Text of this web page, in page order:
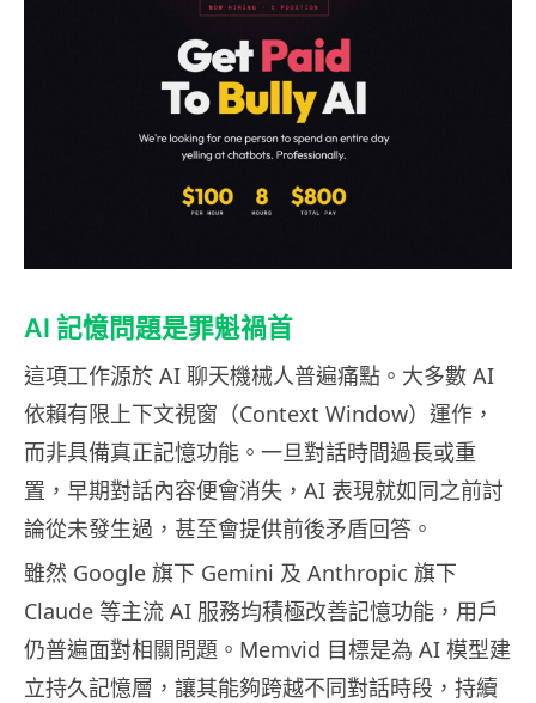
AI 記憶問題是罪魁禍首
這項工作源於 AI 聊天機械人普遍痛點。大多數 AI
依賴有限上下文視窗（Context Window）運作，
而非具備真正記憶功能。一旦對話時間過長或重
置，早期對話內容便會消失，AI 表現就如同之前討
論從未發生過，甚至會提供前後矛盾回答。
雖然 Google 旗下 Gemini 及 Anthropic 旗下
Claude 等主流 AI 服務均積極改善記憶功能，用戶
仍普遍面對相關問題。Memvid 目標是為 AI 模型建
立持久記憶層，讓其能夠跨越不同對話時段，持續